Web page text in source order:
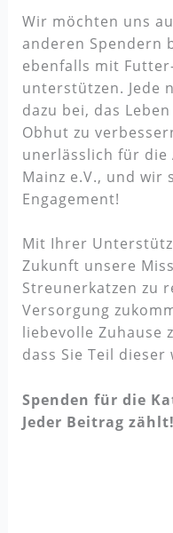
Wir möchten uns
anderen Spendern
ebenfalls mit
unterstützen. Jede
dazu bei, das
Obhut zu
unerlässlich für die
Mainz e.V., und
Engagement!
Mit Ihrer
Zukunft unsere
Streunerkatzen zu
Versorgung
liebevolle Zuhause
dass Sie Teil
Spenden für die
Jeder Beitrag zählt!